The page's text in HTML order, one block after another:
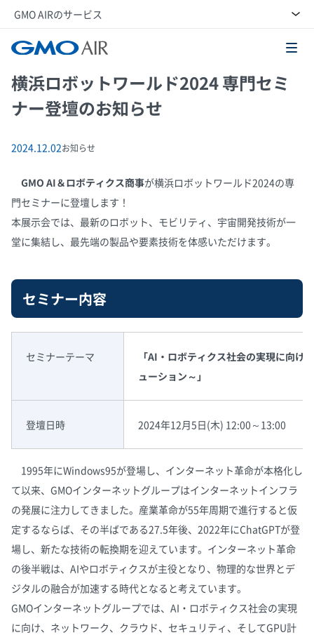
GMO AIRのサービス
GMO AI＆ロボティクス商事株式会社
横浜ロボットワールド2024 専門セミ
ナー登壇のお知らせ
2024.12.02お知らせ
GMO AI＆ロボティクス商事が横浜ロボットワールド2024の専
門セミナーに登壇します！
本展示会では、最新のロボット、モビリティ、宇宙開発技術が一
堂に集結し、最先端の製品や要素技術を体感いただけます。
セミナー内容
セミナーテーマ
「AI・ロボティクス社会の実現に向
ューション～」
登壇日時 2024年12月5日(木) 12:00～13:00
1995年にWindows95が登場し、インターネット革命が本格化し
て以来、GMOインターネットグループはインターネットインフラ
の発展に注力してきました。産業革命が55年周期で進行すると仮
定するならば、その半ばである27.5年後、2022年にChatGPTが登
場し、新たな技術の転換期を迎えています。インターネット革命
の後半戦は、AIやロボティクスが主役となり、物理的な世界とデ
ジタルの融合が加速する時代となると考えています。
GMOインターネットグループでは、AI・ロボティクス社会の実現
に向け、ネットワーク、クラウド、セキュリティ、そしてGPU計